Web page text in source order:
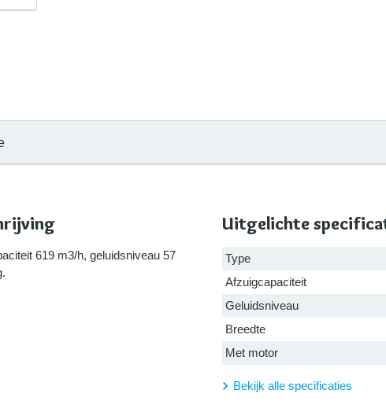
619 m3/h, geluidsniveau 57
Uitgelichte
Type
Afzuigcapaciteit
Geluidsniveau
Breedte
Met motor
Bekijk alle specificaties